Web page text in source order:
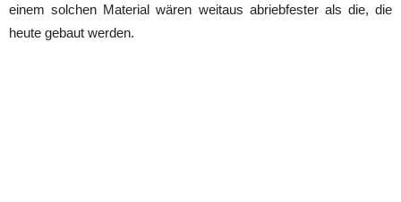
einem solchen Material wären weitaus abriebfester als die, die
heute gebaut werden.